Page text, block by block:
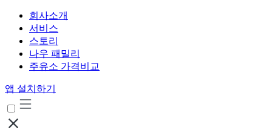
회사소개
서비스
스토리
나우 패밀리
주유소 가격비교
앱 설치하기